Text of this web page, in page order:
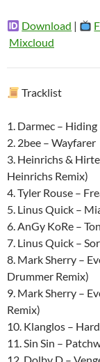
Download |
Mixcloud
Tracklist
1. Darmec – Hiding
2. 2bee – Wayfarer
3. Heinrichs &
Heinrichs Remix)
4. Tyler Rouse –
5. Linus Quick –
6. AnGy KoRe –
7. Linus Quick –
8. Mark Sherry –
Drummer Remix)
9. Mark Sherry –
Remix)
10. Klanglos –
11. Sin Sin –